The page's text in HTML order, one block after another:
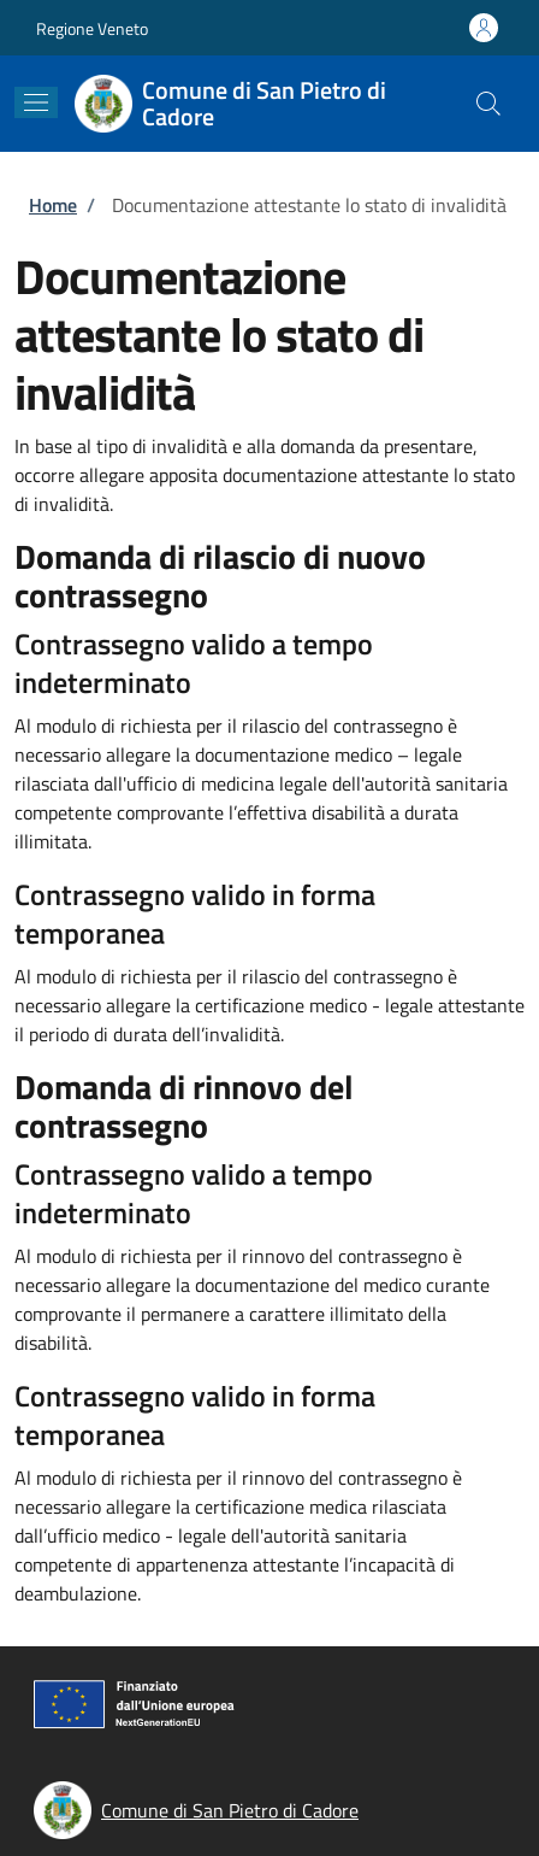
Regione Veneto
Comune di San Pietro di
Cadore
Briciole di pane
Home / Documentazione attestante lo stato di invalidità
Documentazione
attestante lo stato di
invalidità
In base al tipo di invalidità e alla domanda da presentare,
occorre allegare apposita documentazione attestante lo stato
di invalidità.
Domanda di rilascio di nuovo
contrassegno
Contrassegno valido a tempo
indeterminato
Al modulo di richiesta per il rilascio del contrassegno è
necessario allegare la documentazione medico – legale
rilasciata dall'ufficio di medicina legale dell'autorità sanitaria
competente comprovante l’effettiva disabilità a durata
illimitata.
Contrassegno valido in forma
temporanea
Al modulo di richiesta per il rilascio del contrassegno è
necessario allegare la certificazione medico - legale attestante
il periodo di durata dell’invalidità.
Domanda di rinnovo del
contrassegno
Contrassegno valido a tempo
indeterminato
Al modulo di richiesta per il rinnovo del contrassegno è
necessario allegare la documentazione del medico curante
comprovante il permanere a carattere illimitato della
disabilità.
Contrassegno valido in forma
temporanea
Al modulo di richiesta per il rinnovo del contrassegno è
necessario allegare la certificazione medica rilasciata
dall’ufficio medico - legale dell'autorità sanitaria
competente di appartenenza attestante l’incapacità di
deambulazione.
Comune di San Pietro di Cadore